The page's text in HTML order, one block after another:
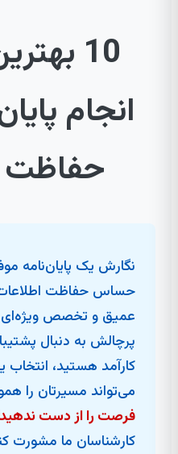
10
انجام
حفاظت
نگارش یک پایان‌نامه
حساس حفاظت
عمیق و تخصص ویژه‌ای
پرچالش به دنبال
کارآمد هستید،
می‌تواند مسیرتان را
فرصت را از دست
کارشناسان ما مشورت